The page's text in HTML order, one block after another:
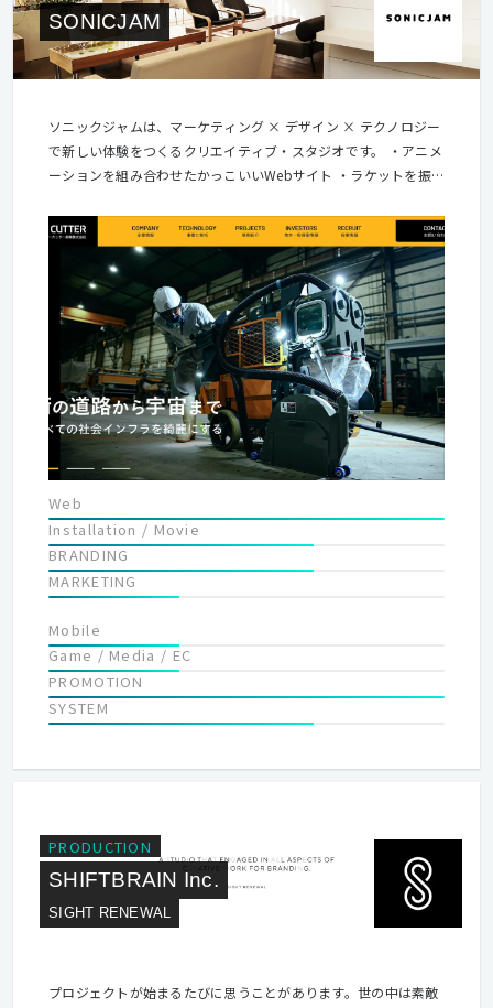
SONICJAM
ソニックジャムは、マーケティング × デザイン × テクノロジー
で新しい体験をつくるクリエイティブ・スタジオです。 ・アニメ
ーションを組み合わせたかっこいいWebサイト ・ラケットを振
プト、ロゴ、パッケージのデザイン ・キャッシュレスで購入でき
る新型ガチャの開発 ・バーチャル展示会のシステム開発 ・渋谷
の巨大サイネージに流れるモーショングラフィックス ・・・ こ
れらはソニックジャムの最近のお仕事の一例です。 Web制作から
スタートし、今日では技術の幅も広がり、プロジェクトの内容も
多岐にわたるようになりました。コンテンツを企画・制作するこ
とはもちろんですが、クライアントの課題解決や、ビジネス戦略
から関わるケースも増えてきています。 技術や環境は日々どんど
ん変化していきますが、ユーザーが見たり、触ったり、使ったり
して「楽しい！」「便利！」「キレイ！」と感じられる体験をデ
ザインするのがソニックジャムの仕事だということは変わりませ
ル、アナログにもこだわらず、思わず「スゲー！」と言ってしま
う新しい体験を生み出し続けます。 ソニックジャムについてのデ
ータや社員インタビューが見られる動画はこちら。 弊社採用に興
味がある方は必見です！ https://www.youtube.com/watch?
Web
Installation / Movie
BRANDING
MARKETING
Mobile
Game / Media / EC
PROMOTION
SYSTEM
PRODUCTION
SHIFTBRAIN Inc.
SIGHT RENEWAL
プロジェクトが始まるたびに思うことがあります。世の中は素敵